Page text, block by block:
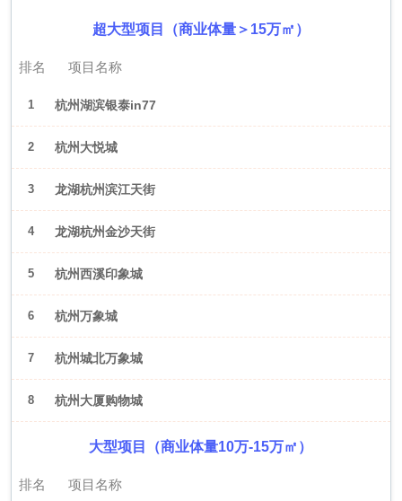
超大型项目（商业体量＞15万㎡）
排名 项目名称
1 杭州湖滨银泰in77
2 杭州大悦城
3 龙湖杭州滨江天街
4 龙湖杭州金沙天街
5 杭州西溪印象城
6 杭州万象城
7 杭州城北万象城
8 杭州大厦购物城
大型项目（商业体量10万-15万㎡）
排名 项目名称